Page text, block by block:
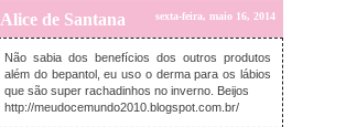
Alice de Santana sexta-feira, maio 16, 2014
Não sabia dos benefícios dos outros produtos
além do bepantol, eu uso o derma para os lábios
que são super rachadinhos no inverno. Beijos
http://meudocemundo2010.blogspot.com.br/